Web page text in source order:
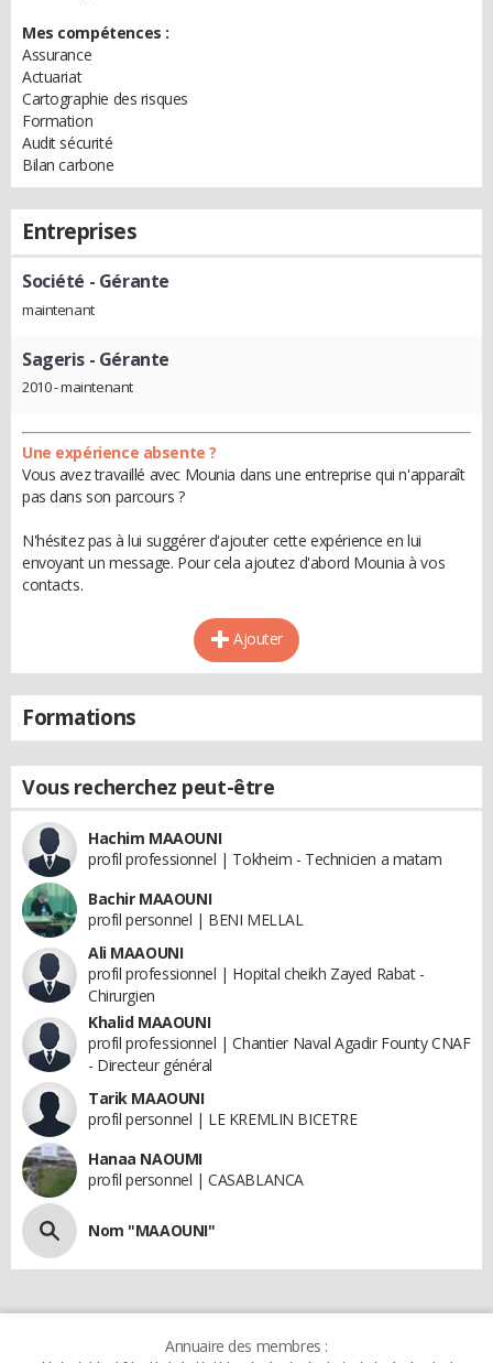
Mes compétences :
Assurance
Actuariat
Cartographie des risques
Formation
Audit sécurité
Bilan carbone
Entreprises
Société - Gérante
maintenant
Sageris - Gérante
2010 - maintenant
Une expérience absente ?
Vous avez travaillé avec Mounia dans une entreprise qui n'apparaît
pas dans son parcours ?
N'hésitez pas à lui suggérer d'ajouter cette expérience en lui
envoyant un message. Pour cela ajoutez d'abord Mounia à vos
contacts.
Ajouter
Formations
Vous recherchez peut-être
Hachim MAAOUNI
profil professionnel | Tokheim - Technicien a matam
Bachir MAAOUNI
profil personnel | BENI MELLAL
Ali MAAOUNI
profil professionnel | Hopital cheikh Zayed Rabat -
Chirurgien
Khalid MAAOUNI
profil professionnel | Chantier Naval Agadir Founty CNAF
- Directeur général
Tarik MAAOUNI
profil personnel | LE KREMLIN BICETRE
Hanaa NAOUMI
profil personnel | CASABLANCA
Nom "MAAOUNI"
Annuaire des membres :